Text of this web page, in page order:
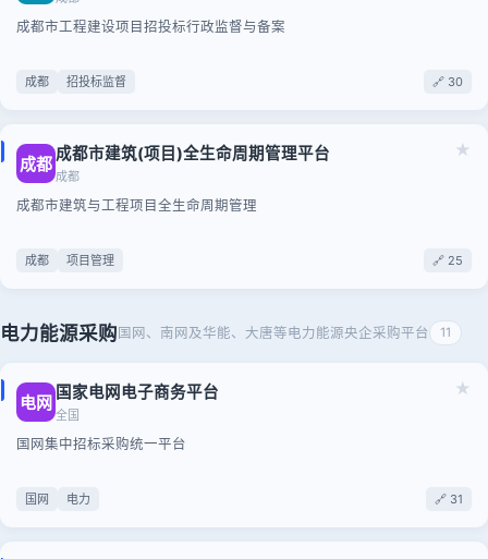
成都市工程建设项目招投标行政监督与备案
成都 招投标监督 🔗 30
★
成都 成都市建筑(项目)全生命周期管理平台
成都
成都市建筑与工程项目全生命周期管理
成都 项目管理 🔗 25
电力能源采购 国网、南网及华能、大唐等电力能源央企采购平台 11
★
电网 国家电网电子商务平台
全国
国网集中招标采购统一平台
国网 电力 🔗 31